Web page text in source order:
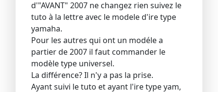
d'"AVANT" 2007 ne changez rien suivez le
tuto à la lettre avec le modele d'ire type
yamaha.
Pour les autres qui ont un modéle a
partier de 2007 il faut commander le
modèle type universel.
La différence? Il n'y a pas la prise.
Ayant suivi le tuto et ayant l'ire type yam,